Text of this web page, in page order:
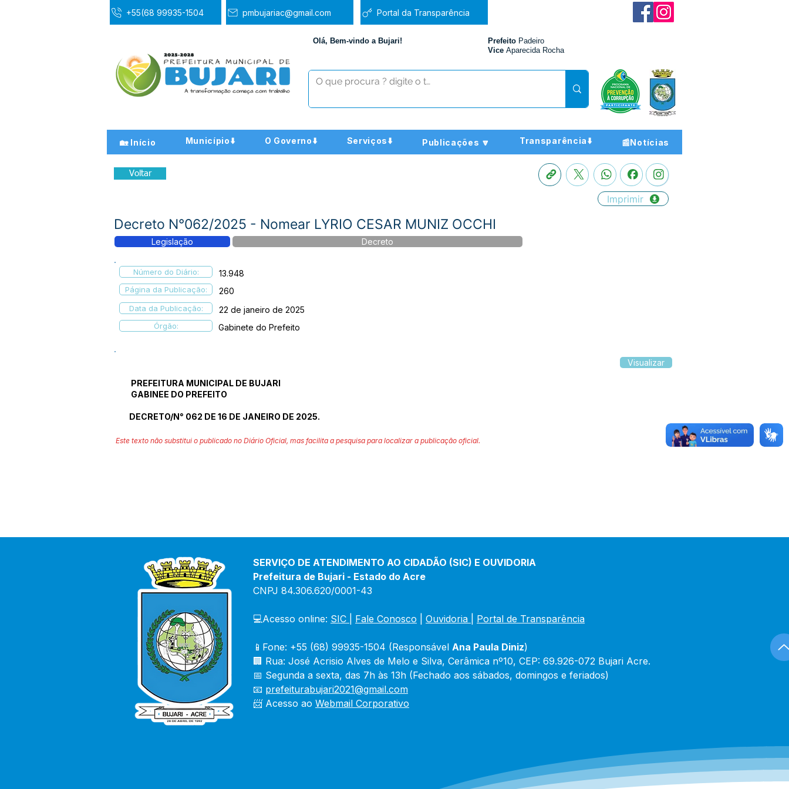
+55(68 99935-1504 pmbujariac@gmail.com Portal da Transparência
Olá, Bem-vindo a Bujari! Prefeito Padeiro
Vice Aparecida Rocha
🏡 Início Município⬇️ O Governo⬇️ Serviços⬇️ Publicações 🔽 Transparência⬇️ 📰Notícias
Voltar
Imprimir
Decreto N°062/2025 - Nomear LYRIO CESAR MUNIZ OCCHI
Legislação Decreto
Número do Diário: 13.948
Página da Publicação: 260
Data da Publicação: 22 de janeiro de 2025
Órgão: Gabinete do Prefeito
Visualizar
PREFEITURA MUNICIPAL DE BUJARI
GABINEE DO PREFEITO
DECRETO/N° 062 DE 16 DE JANEIRO DE 2025.
Este texto não substitui o publicado no Diário Oficial, mas facilita a pesquisa para localizar a publicação oficial.
SERVIÇO DE ATENDIMENTO AO CIDADÃO (SIC) E OUVIDORIA
Prefeitura de Bujari - Estado do Acre
CNPJ 84.306.620/0001-43
💻Acesso online: SIC Fale Conosco Ouvidoria Portal de Transparência
📱Fone: +55 (68) 99935-1504 (Responsável Ana Paula Diniz)
🏢 Rua: José Acrisio Alves de Melo e Silva, Cerâmica nº10, CEP: 69.926-072 Bujari Acre.
📅 Segunda a sexta, das 7h às 13h (Fechado aos sábados, domingos e feriados)
📧 prefeiturabujari2021@gmail.com
📨 Acesso ao Webmail Corporativo